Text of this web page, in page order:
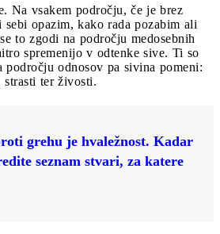
Na vsakem področju, če je brez
sebi opazim, kako rada pozabim ali
to zgodi na področju medosebnih
spremenijo v odtenke sive. Ti so
odnosov pa sivina pomeni:
ter živosti.
grehu je hvaležnost. Kadar
seznam stvari, za katere